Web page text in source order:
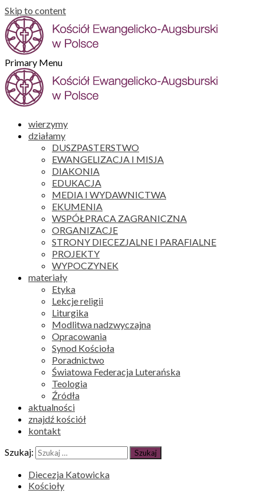
Skip to content
Primary Menu
wierzymy
działamy
DUSZPASTERSTWO
EWANGELIZACJA I MISJA
DIAKONIA
EDUKACJA
MEDIA I WYDAWNICTWA
EKUMENIA
WSPÓŁPRACA ZAGRANICZNA
ORGANIZACJE
STRONY DIECEZJALNE I PARAFIALNE
PROJEKTY
WYPOCZYNEK
materiały
Etyka
Lekcje religii
Liturgika
Modlitwa nadzwyczajna
Opracowania
Synod Kościoła
Poradnictwo
Światowa Federacja Luterańska
Teologia
Źródła
aktualności
znajdź kościół
kontakt
Szukaj:
Diecezja Katowicka
Kościoły